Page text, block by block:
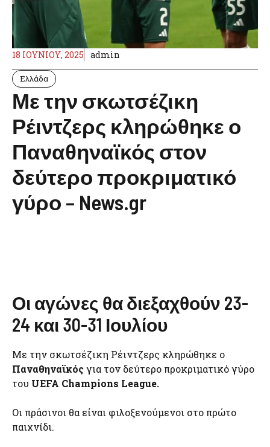
18 ΙΟΥΝΊΟΥ, 2025 admin
Ελλάδα
Με την σκωτσέζικη
Ρέιντζερς κληρώθηκε ο
Παναθηναϊκός στον
δεύτερο προκριματικό
γύρο – News.gr
Οι αγώνες θα διεξαχθούν 23-
24 και 30-31 Ιουλίου
Με την σκωτσέζικη Ρέιντζερς κληρώθηκε ο
Παναθηναϊκόςγια τον δεύτερο προκριματικό γύρο
του UEFA Champions League.
Οι πράσινοι θα είναι φιλοξενούμενοι στο πρώτο
παιχνίδι.